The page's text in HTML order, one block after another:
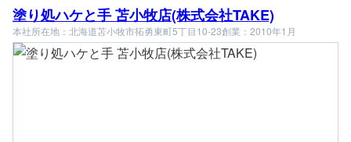
塗り処ハケと手 苫小牧店(株式会社TAKE)
本社所在地：北海道苫小牧市拓勇東町5丁目10-23創業：2010年1月